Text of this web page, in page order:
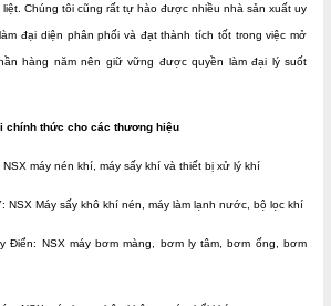
Chúng tôi cũng rất tự hào được nhiều nhà sản xuất uy
đại diện phân phối và đạt thành tích tốt trong việc mở
hàng năm nên giữ vững được quyền làm đại lý suốt
chính thức cho các thương hiệu
máy nén khí, máy sấy khí và thiết bị xử lý khí
NSX Máy sấy khô khí nén, máy làm lạnh nước, bộ lọc khí
Điển: NSX máy bơm màng, bơm ly tâm, bơm ống, bơm